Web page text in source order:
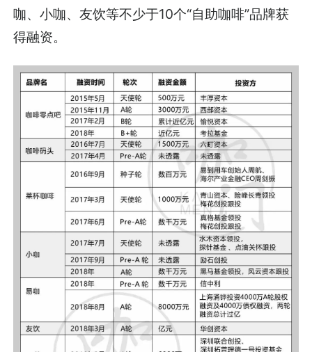
咖、小咖、友饮等不少于10个“自助咖啡”品牌获
得融资。